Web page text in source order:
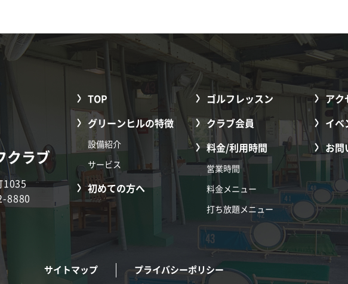
クラブ
1035
8880
TOP
グリーンヒルの特徴
設備紹介
サービス
初めての方へ
ゴルフレッスン
クラブ会員
料金/利用時間
営業時間
料金メニュー
打ち放題メニュー
アク
イベ
お問
サイトマップ プライバシーポリシー